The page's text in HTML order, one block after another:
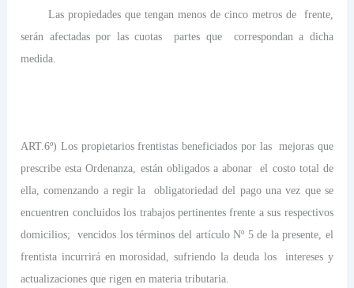
Las propiedades que tengan menos de cinco metros de
frente,
serán afectadas por las cuotas
partes que
correspondan a dicha
medida.
ART.6º) Los propietarios frentistas beneficiados por las
mejoras que
prescribe esta Ordenanza, están obligados a abonar
el costo total de
ella, comenzando a regir la
obligatoriedad del pago una vez que se
encuentren concluidos los trabajos pertinentes frente a sus respectivos
domicilios;
vencidos los términos del artículo Nº 5 de la presente, el
frentista incurrirá en morosidad, sufriendo la deuda los
intereses y
actualizaciones que rigen en materia tributaria.